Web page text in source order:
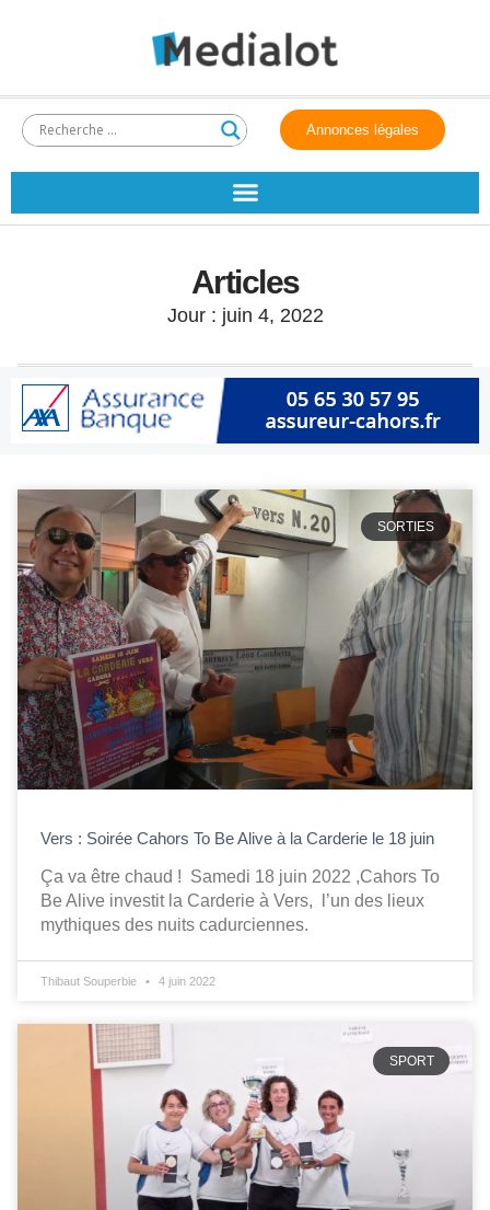
Annonces légales
Articles
Jour : juin 4, 2022
SORTIES
Vers : Soirée Cahors To Be Alive à la Carderie le 18 juin
Ça va être chaud ! Samedi 18 juin 2022 ,Cahors To
Be Alive investit la Carderie à Vers, l’un des lieux
mythiques des nuits cadurciennes.
Thibaut Souperbie 4 juin 2022
SPORT